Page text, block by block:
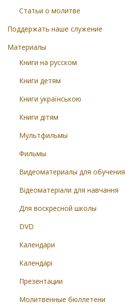
Статьи о молитве
Поддержать наше служение
Материалы
Книги на русском
Книги детям
Книги українською
Книги дітям
Мультфильмы
Фильмы
Видеоматериалы для обучения
Відеоматеріали для навчання
Для воскресной школы
DVD
Календари
Календарі
Презентации
Молитвенные бюллетени